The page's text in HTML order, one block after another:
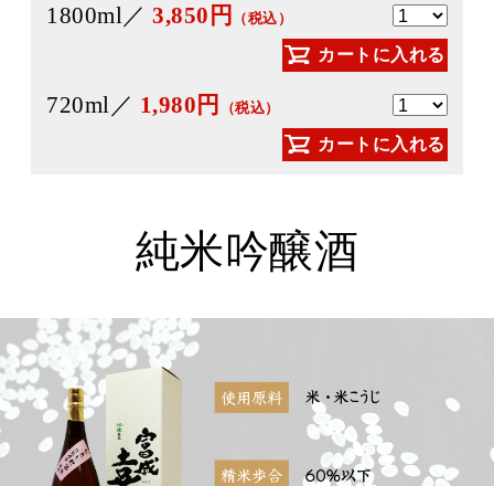
1800ml／3,850円 （税込）
カートに入れる
720ml／ 1,980円 （税込）
カートに入れる
純米吟醸酒